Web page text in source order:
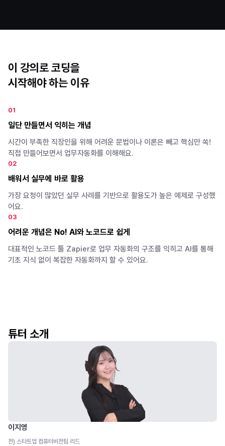
이 강의로 코딩을
시작해야 하는 이유
01
일단 만들면서 익히는 개념
시간이 부족한 직장인을 위해 어려운 문법이나 이론은 빼고 핵심만 쏙!
직접 만들어보면서 업무자동화를 이해해요.
02
배워서 실무에 바로 활용
가장 요청이 많았던 실무 사례를 기반으로 활용도가 높은 예제로 구성했
어요.
03
어려운 개념은 No! AI와 노코드로 쉽게
대표적인 노코드 툴 Zapier로 업무 자동화의 구조를 익히고 AI를 통해
기초 지식 없이 복잡한 자동화까지 할 수 있어요.
튜터 소개
이지영
전) 스타트업 컴퓨터비전팀 리드